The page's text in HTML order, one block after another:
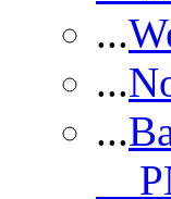
...
...
...